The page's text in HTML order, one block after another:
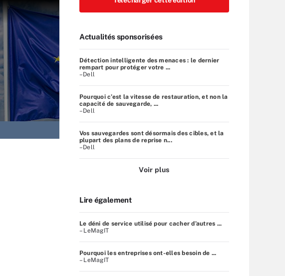
Actualités sponsorisées
Détection intelligente des menaces : le dernier
rempart pour protéger votre ...
–Dell
Pourquoi c’est la vitesse de restauration, et non la
capacité de sauvegarde, ...
–Dell
Vos sauvegardes sont désormais des cibles, et la
plupart des plans de reprise n...
–Dell
Voir plus
Lire également
Le déni de service utilisé pour cacher d’autres ...
– LeMagIT
Pourquoi les entreprises ont-elles besoin de ...
– LeMagIT